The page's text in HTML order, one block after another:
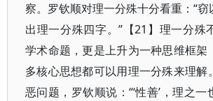
察。罗钦顺对理一分殊十分看重：“
出理一分殊四字。”【21】理一分殊
学术命题，更是上升为一种思维框架
多核心思想都可以用理一分殊来理解
恶问题，罗钦顺说：“‘性善’，理之一